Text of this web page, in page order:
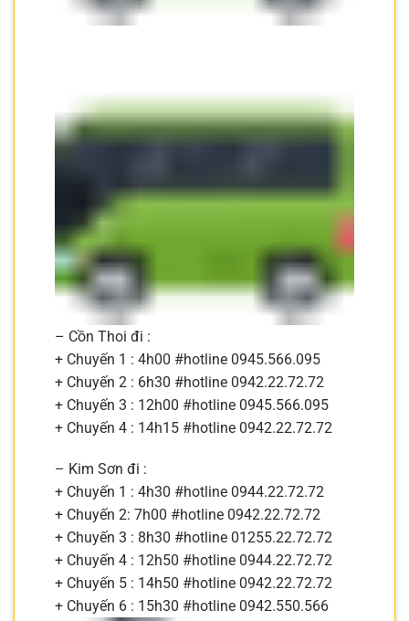
– Cồn Thoi đi :
+ Chuyến 1 : 4h00 #hotline 0945.566.095
+ Chuyến 2 : 6h30 #hotline 0942.22.72.72
+ Chuyến 3 : 12h00 #hotline 0945.566.095
+ Chuyến 4 : 14h15 #hotline 0942.22.72.72
– Kim Sơn đi :
+ Chuyến 1 : 4h30 #hotline 0944.22.72.72
+ Chuyến 2: 7h00 #hotline 0942.22.72.72
+ Chuyến 3 : 8h30 #hotline 01255.22.72.72
+ Chuyến 4 : 12h50 #hotline 0944.22.72.72
+ Chuyến 5 : 14h50 #hotline 0942.22.72.72
+ Chuyến 6 : 15h30 #hotline 0942.550.566